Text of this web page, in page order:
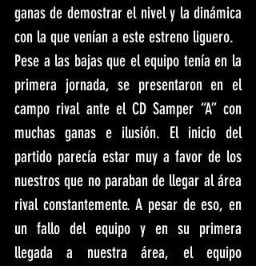
ganas de demostrar el nivel y la dinámica
con la que venían a este estreno liguero.
Pese a las bajas que el equipo tenía en la
primera jornada, se presentaron en el
campo rival ante el CD Samper “A” con
muchas ganas e ilusión. El inicio del
partido parecía estar muy a favor de los
nuestros que no paraban de llegar al área
rival constantemente. A pesar de eso, en
un fallo del equipo y en su primera
llegada a nuestra área, el equipo